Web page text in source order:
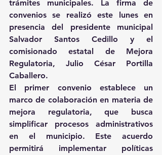
trámites municipales. La firma de
convenios se realizó este lunes en
presencia del presidente municipal
Salvador Santos Cedillo y el
comisionado estatal de Mejora
Regulatoria, Julio César Portilla
Caballero.
El primer convenio establece un
marco de colaboración en materia de
mejora regulatoria, que busca
simplificar procesos administrativos
en el municipio. Este acuerdo
permitirá implementar políticas